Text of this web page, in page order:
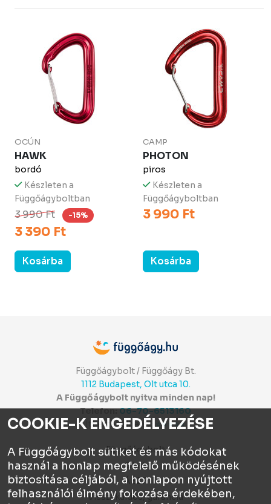
OCÚN
HAWK
bordó
Készleten a
Függőágyboltban
3 990 Ft -15%
3 390 Ft
Kosárba
CAMP
PHOTON
piros
Készleten a
Függőágyboltban
3 990 Ft
Kosárba
Függőágybolt / Függőágy Bt.
1112 Budapest, Olt utca 10.
A Függőágybolt nyitva minden nap!
Telefon:06-70-6513160
Itt értékelhetsz:⭐⭐⭐⭐⭐
Függőágybolt
Chat
ÁSZF
Visszaküldés, garancia
COOKIE-K ENGEDÉLYEZÉSE
A Függőágybolt sütiket és más kódokat
használ a honlap megfelelő működésének
biztosítása céljából, a honlapon nyújtott
felhasználói élmény fokozása érdekében,